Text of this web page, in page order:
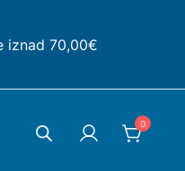
iznad 70,00€
0